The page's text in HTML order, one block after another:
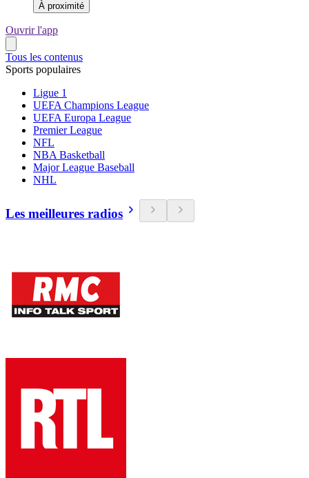
À proximité
Ouvrir l'app
Tous les contenus
Sports populaires
Ligue 1
UEFA Champions League
UEFA Europa League
Premier League
NFL
NBA Basketball
Major League Baseball
NHL
Les meilleures radios